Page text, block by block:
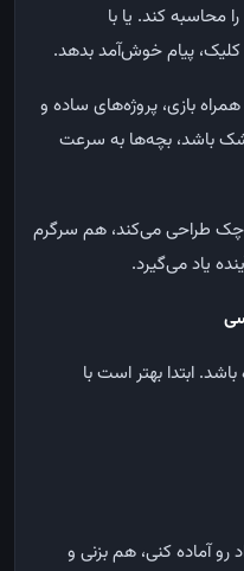
محاسبه کند. یا با
بازی، پروژه‌های ساده و
باشد، بچه‌ها به سرعت
طراحی می‌کند، هم سرگرم
یاد می‌گیرد.
ابتدا بهتر است با
آماده کنی، هم بزنی و